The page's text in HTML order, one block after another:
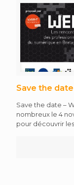
Save the
Save the date –
nombreux le 4
pour découvrir